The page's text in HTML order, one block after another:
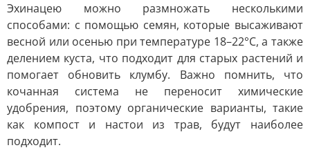
Эхинацею можно размножать несколькими
способами: с помощью семян, которые высаживают
весной или осенью при температуре 18–22°C, а также
делением куста, что подходит для старых растений и
помогает обновить клумбу. Важно помнить, что
кочанная система не переносит химические
удобрения, поэтому органические варианты, такие
как компост и настои из трав, будут наиболее
подходит.